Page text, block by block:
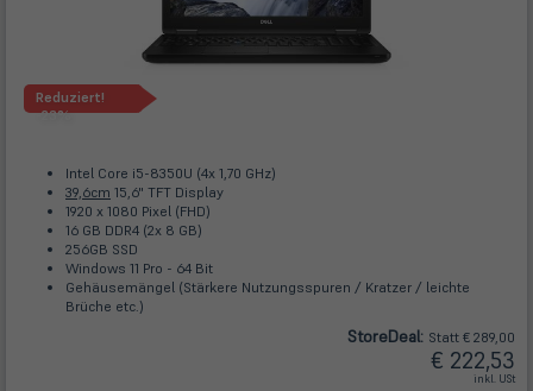
Reduziert!
-23%
Intel Core i5-8350U (4x 1,70 GHz)
39,6cm 15,6" TFT Display
1920 x 1080 Pixel (FHD)
16 GB DDR4 (2x 8 GB)
256GB SSD
Windows 11 Pro - 64 Bit
Gehäusemängel (Stärkere Nutzungsspuren / Kratzer / leichte
Brüche etc.)
StoreDeal: Statt € 289,00
€ 222,53
inkl. USt